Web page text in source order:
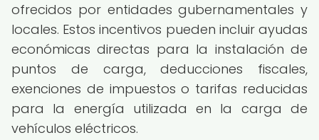
ofrecidos por entidades gubernamentales y
locales. Estos incentivos pueden incluir ayudas
económicas directas para la instalación de
puntos de carga, deducciones fiscales,
exenciones de impuestos o tarifas reducidas
para la energía utilizada en la carga de
vehículos eléctricos.